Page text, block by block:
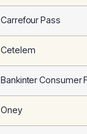
Carrefour Pass
Cetelem
Bankinter Consumer
Oney